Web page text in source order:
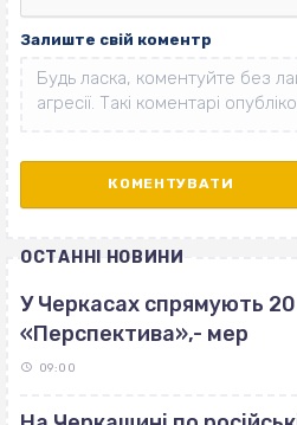
Залиште свій коментр
ОСТАННІ НОВИНИ
У Черкасах спрямують
«Перспектива»,- мер
09:00